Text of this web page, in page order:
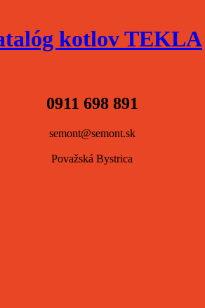
kotlov TEKLA
0911 698 891
semont@semont.sk
Považská Bystrica